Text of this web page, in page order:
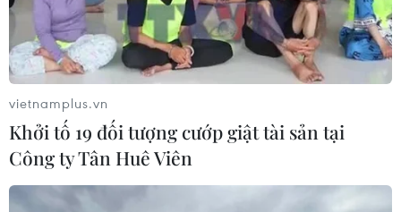
Các cảng hàng không xây dựng phương án phục vụ,
bố trí nguồn nhân lực, đảm bảo cơ sở hạ tầng, trang
thiết bị, phương tiện, sẵn sàng phục vụ các chuyến bay
đêm dịp cao điểm Tết Nguyên đán 2024.
vietnamplus.vn
Khởi tố 19 đối tượng cướp giật tài sản tại
Công ty Tân Huê Viên